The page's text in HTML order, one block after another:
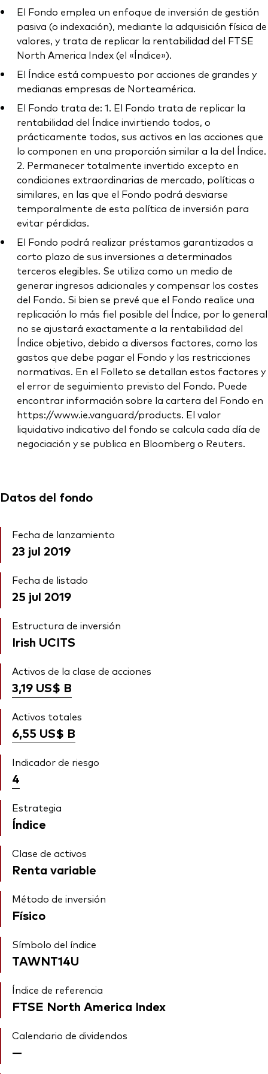
El Fondo emplea un enfoque de inversión de gestión
pasiva (o indexación), mediante la adquisición física de
valores, y trata de replicar la rentabilidad del FTSE
North America Index (el «Índice»).
El Índice está compuesto por acciones de grandes y
medianas empresas de Norteamérica.
El Fondo trata de: 1. El Fondo trata de replicar la
rentabilidad del Índice invirtiendo todos, o
prácticamente todos, sus activos en las acciones que
lo componen en una proporción similar a la del Índice.
2. Permanecer totalmente invertido excepto en
condiciones extraordinarias de mercado, políticas o
similares, en las que el Fondo podrá desviarse
temporalmente de esta política de inversión para
evitar pérdidas.
El Fondo podrá realizar préstamos garantizados a
corto plazo de sus inversiones a determinados
terceros elegibles. Se utiliza como un medio de
generar ingresos adicionales y compensar los costes
del Fondo. Si bien se prevé que el Fondo realice una
replicación lo más fiel posible del Índice, por lo general
no se ajustará exactamente a la rentabilidad del
Índice objetivo, debido a diversos factores, como los
gastos que debe pagar el Fondo y las restricciones
normativas. En el Folleto se detallan estos factores y
el error de seguimiento previsto del Fondo. Puede
encontrar información sobre la cartera del Fondo en
https://www.ie.vanguard/products. El valor
liquidativo indicativo del fondo se calcula cada día de
negociación y se publica en Bloomberg o Reuters.
Datos del fondo
Fecha de lanzamiento
23 jul 2019
Fecha de listado
25 jul 2019
Estructura de inversión
Irish UCITS
Activos de la clase de acciones
3,19 US$ B
Activos totales
6,55 US$ B
Indicador de riesgo
4
Estrategia
Índice
Clase de activos
Renta variable
Método de inversión
Físico
Símbolo del índice
TAWNT14U
Índice de referencia
FTSE North America Index
Calendario de dividendos
—